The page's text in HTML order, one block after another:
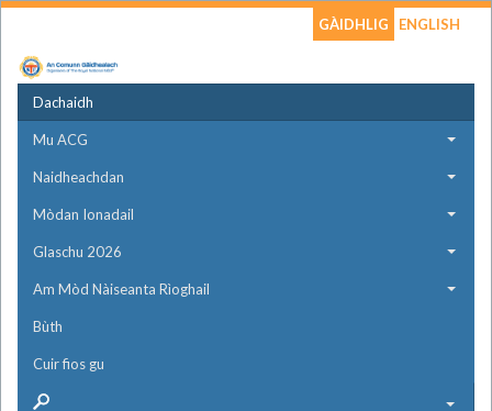
GÀIDHLIG ENGLISH
Dachaidh
Mu ACG
Naidheachdan
Mòdan Ionadail
Glaschu 2026
Am Mòd Nàiseanta Rìoghail
Bùth
Cuir fios gu